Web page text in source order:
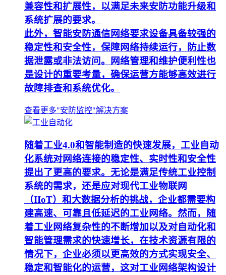
兼容性和扩展性，以满足未来安防功能升级和
系统扩展的要求。
此外，智能安防通信网络要求设备具备较强的
稳定性和安全性，保障网络持续运行，防止数
据泄露或非法访问。网络管理和维护便利性也
是设计的重要考量，确保运营方能够高效进行
故障排查和系统优化。
查看更多"安防监控"解决方案
随着工业4.0和智能制造的快速发展，工业自动
化系统对网络连接的稳定性、实时性和安全性
提出了更高的要求。无论是满足传统工业控制
系统的需求，还是应对现代工业物联网
（IIoT）和大数据分析的挑战，企业都需要构
建高速、可靠且低延迟的工业网络。然而，随
着工业网络复杂性的不断增加以及对自动化和
智能管理需求的快速增长，在技术资源有限的
情况下，企业必须以更高效的方式实现安全、
稳定和智能化的运营，这对工业网络架构设计